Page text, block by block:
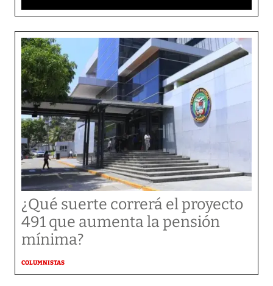
¿Qué suerte correrá el proyecto
491 que aumenta la pensión
mínima?
COLUMNISTAS